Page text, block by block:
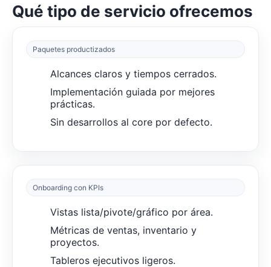
Qué tipo de servicio ofrecemos
Paquetes productizados
Alcances claros y tiempos cerrados.
Implementación guiada por mejores
prácticas.
Sin desarrollos al core por defecto.
Onboarding con KPIs
Vistas lista/pivote/gráfico por área.
Métricas de ventas, inventario y
proyectos.
Tableros ejecutivos ligeros.